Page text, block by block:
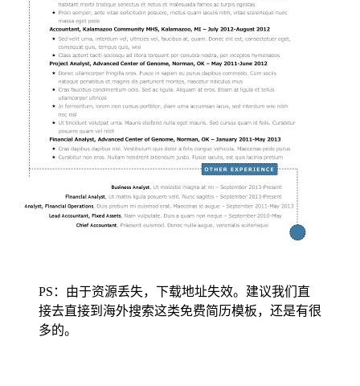
PS：由于资源丢失，下载地址失效。建议我们直
接去直接到海外搜索这类免费简历模板，还是有很
多的。